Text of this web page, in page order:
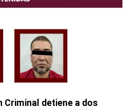
Criminal detiene a dos